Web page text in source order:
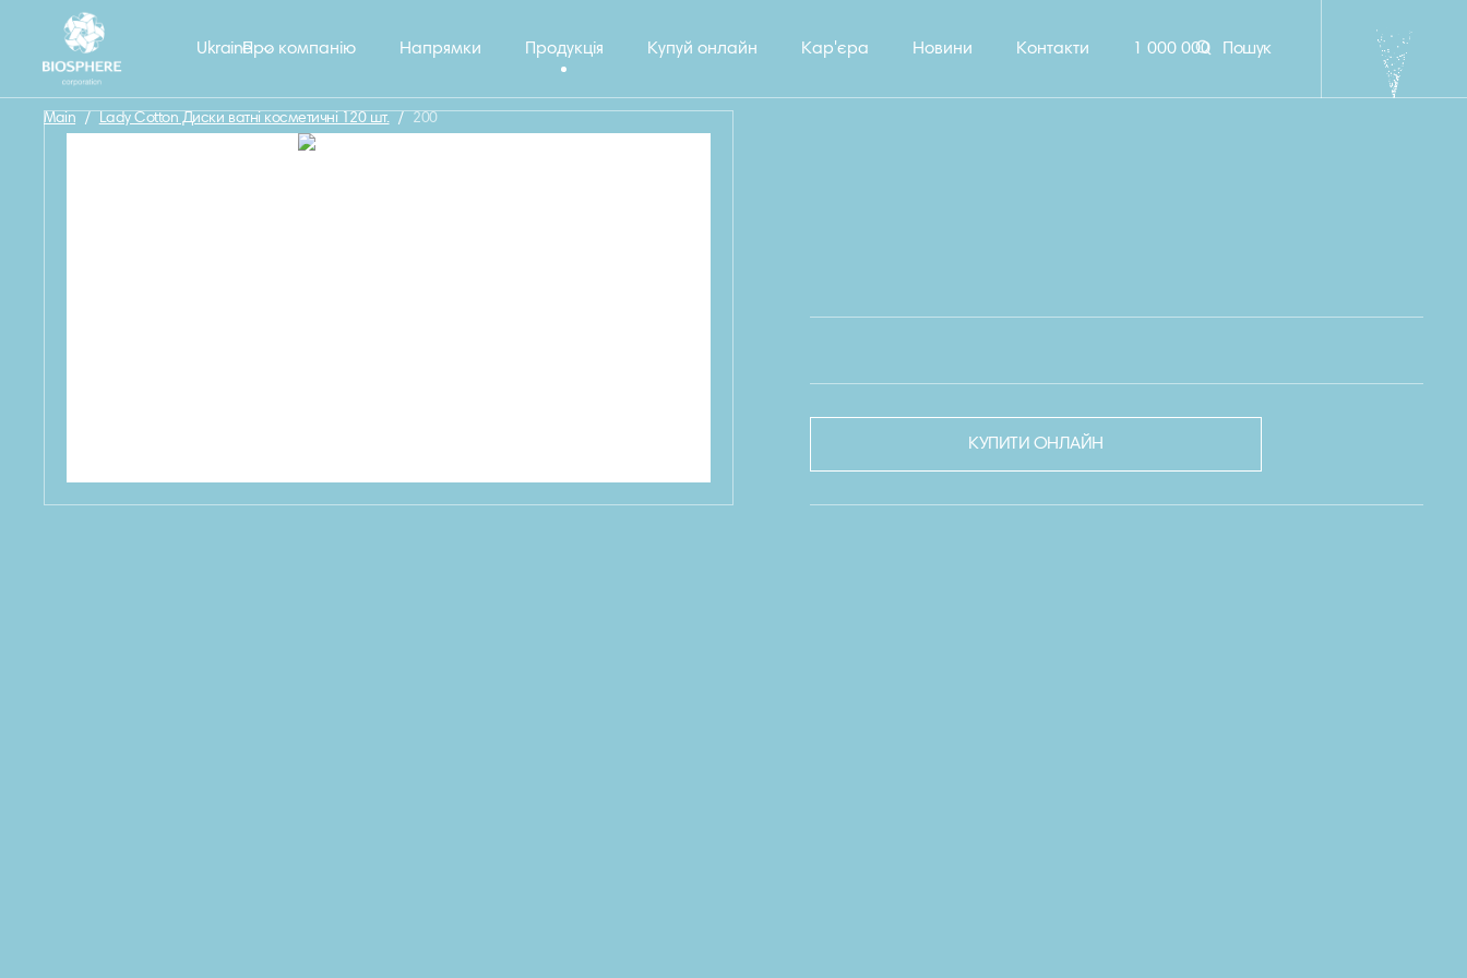
Про компанію Напрямки Продукція Купуй онлайн Кар'єра Новини Контакти 1 000 000 Пошук
Ukraine
Main / Lady Cotton Диски ватні косметичнi 120 шт. / 200
Назад
КУПИТИ ОНЛАЙН